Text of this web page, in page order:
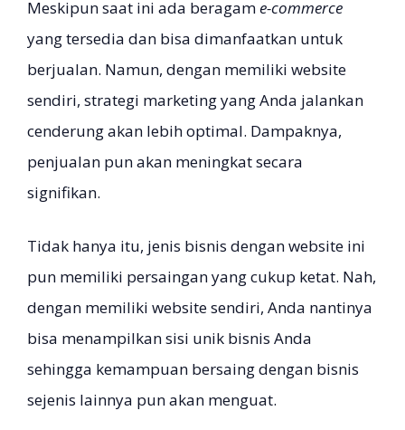
Meskipun saat ini ada beragame-commerce
yang tersedia dan bisa dimanfaatkan untuk
berjualan. Namun, dengan memiliki website
sendiri, strategi marketing yang Anda jalankan
cenderung akan lebih optimal. Dampaknya,
penjualan pun akan meningkat secara
signifikan.
Tidak hanya itu, jenis bisnis dengan website ini
pun memiliki persaingan yang cukup ketat. Nah,
dengan memiliki website sendiri, Anda nantinya
bisa menampilkan sisi unik bisnis Anda
sehingga kemampuan bersaing dengan bisnis
sejenis lainnya pun akan menguat.